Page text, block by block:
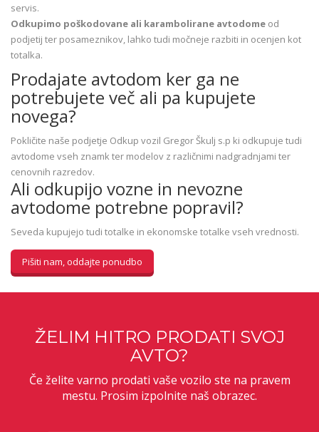
servis.
Odkupimo poškodovane ali karambolirane avtodome od
podjetij ter posameznikov, lahko tudi močneje razbiti in ocenjen kot
totalka.
Prodajate avtodom ker ga ne
potrebujete več ali pa kupujete
novega?
Pokličite naše podjetje Odkup vozil Gregor Škulj s.p ki odkupuje tudi
avtodome vseh znamk ter modelov z različnimi nadgradnjami ter
cenovnih razredov.
Ali odkupijo vozne in nevozne
avtodome potrebne popravil?
Seveda kupujejo tudi totalke in ekonomske totalke vseh vrednosti.
Pišiti nam, oddajte ponudbo
ŽELIM HITRO PRODATI SVOJ
AVTO?
Če želite varno prodati vaše vozilo ste na pravem
mestu. Prosim izpolnite naš obrazec.